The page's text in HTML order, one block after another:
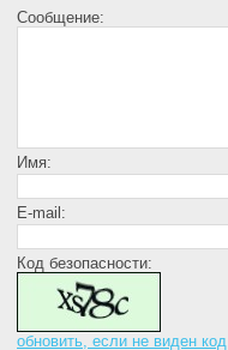
Сообщение:
Имя:
E-mail:
Код безопасности:
обновить, если не виден код